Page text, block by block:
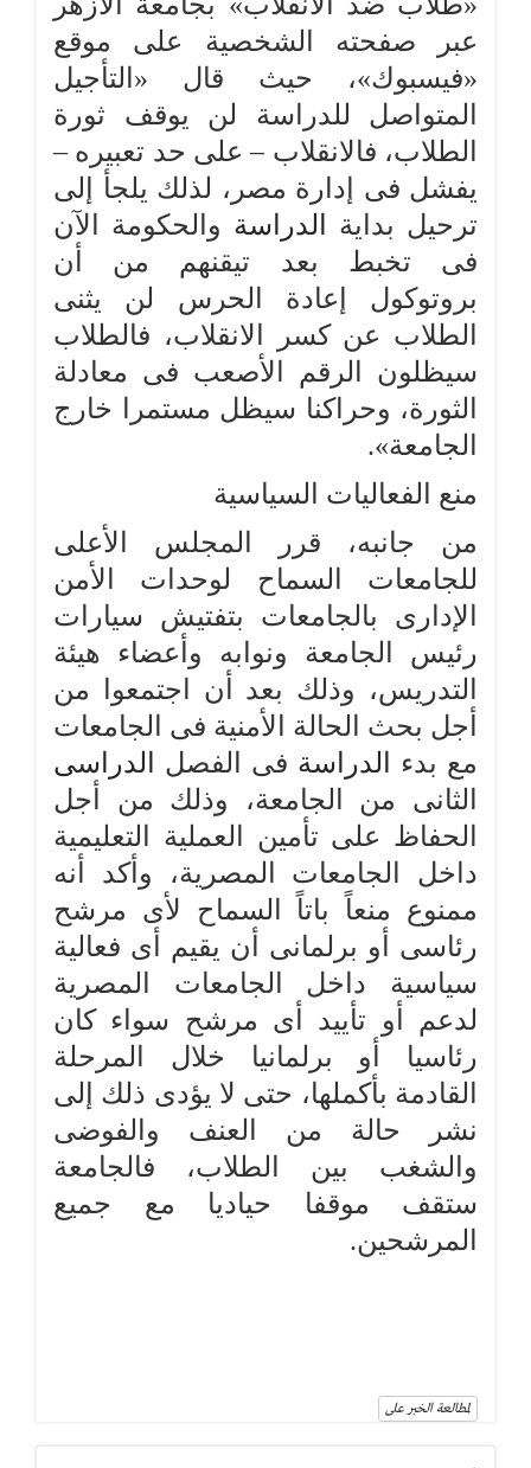
عبر صفحته الشخصية على موقع
«فيسبوك»، حيث قال «التأجيل
المتواصل للدراسة لن يوقف ثورة
الطلاب، فالانقلاب – على حد تعبيره –
يفشل فى إدارة مصر، لذلك يلجأ إلى
ترحيل بداية
الدراسة والحكومة الآن
فى تخبط بعد تيقنهم من أن
بروتوكول إعادة الحرس لن يثنى
الطلاب عن كسر الانقلاب، فالطلاب
سيظلون الرقم الأصعب فى معادلة
الثورة، وحراكنا سيظل مستمرا خارج
الجامعة».
منع الفعاليات السياسية
من جانبه، قرر المجلس الأعلى
للجامعات السماح لوحدات الأمن
الإدارى بالجامعات بتفتيش سيارات
رئيس الجامعة ونوابه وأعضاء هيئة
التدريس، وذلك بعد أن اجتمعوا من
أجل بحث الحالة الأمنية فى الجامعات
مع بدء
الدراسة فى الفصل
الدراسى
الثانى من الجامعة، وذلك من أجل
الحفاظ على تأمين العملية التعليمية
داخل الجامعات المصرية، وأكد أنه
ممنوع منعاً باتاً السماح لأى مرشح
رئاسى أو برلمانى أن يقيم أى فعالية
سياسية داخل الجامعات المصرية
لدعم أو تأييد أى مرشح سواء كان
رئاسيا أو برلمانيا خلال المرحلة
القادمة بأكملها، حتى لا يؤدى ذلك إلى
نشر حالة من العنف والفوضى
والشغب بين الطلاب، فالجامعة
ستقف موقفا حياديا مع جميع
المرشحين.
لمطالعة الخبر على